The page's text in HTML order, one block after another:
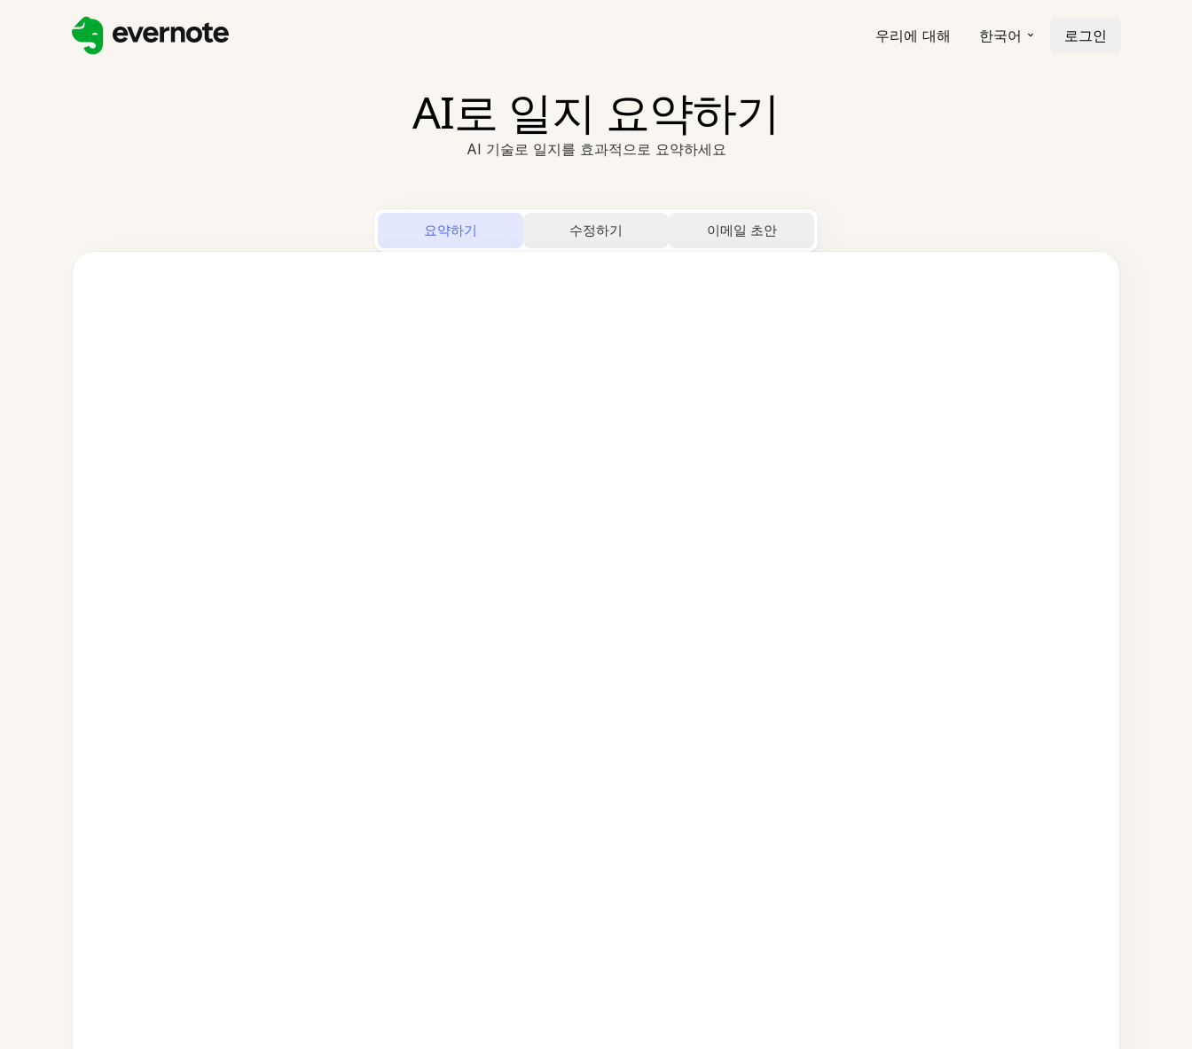
우리에 대해 한국어 로그인
AI로 일지 요약하기
AI 기술로 일지를 효과적으로 요약하세요
요약하기 수정하기 이메일 초안